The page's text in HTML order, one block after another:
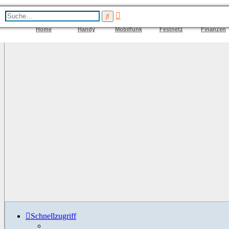
Home Handy Mobilfunk Festnetz Finanzen
Suche
Schnellzugriff